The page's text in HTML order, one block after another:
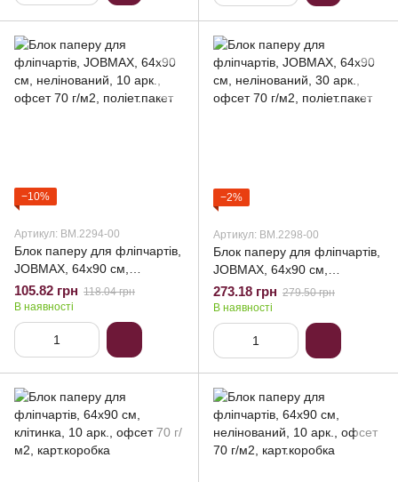
−10%
Артикул: BM.2294-00
Блок паперу для фліпчартів,
JOBMAX, 64х90 см,
нелінований, 10 арк., офсет
70 г/м2, поліет.пакет
105.82 грн 118.04 грн
В наявності
−2%
Артикул: BM.2298-00
Блок паперу для фліпчартів,
JOBMAX, 64х90 см,
нелінований, 30 арк., офсет
70 г/м2, поліет.пакет
273.18 грн 279.50 грн
В наявності